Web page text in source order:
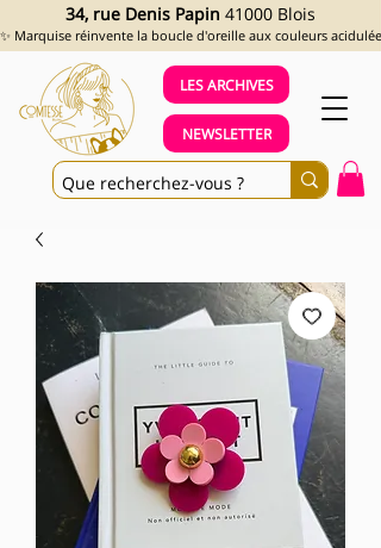
LES ARCHIVES
NEWSLETTER
34, rue Denis Papin 41000 Blois
✨ Marquise réinvente la boucle d'oreille aux couleurs